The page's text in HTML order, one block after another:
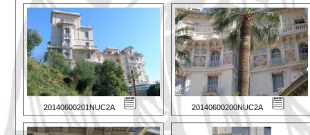
20140600201NUC2A 20140600200NUC2A